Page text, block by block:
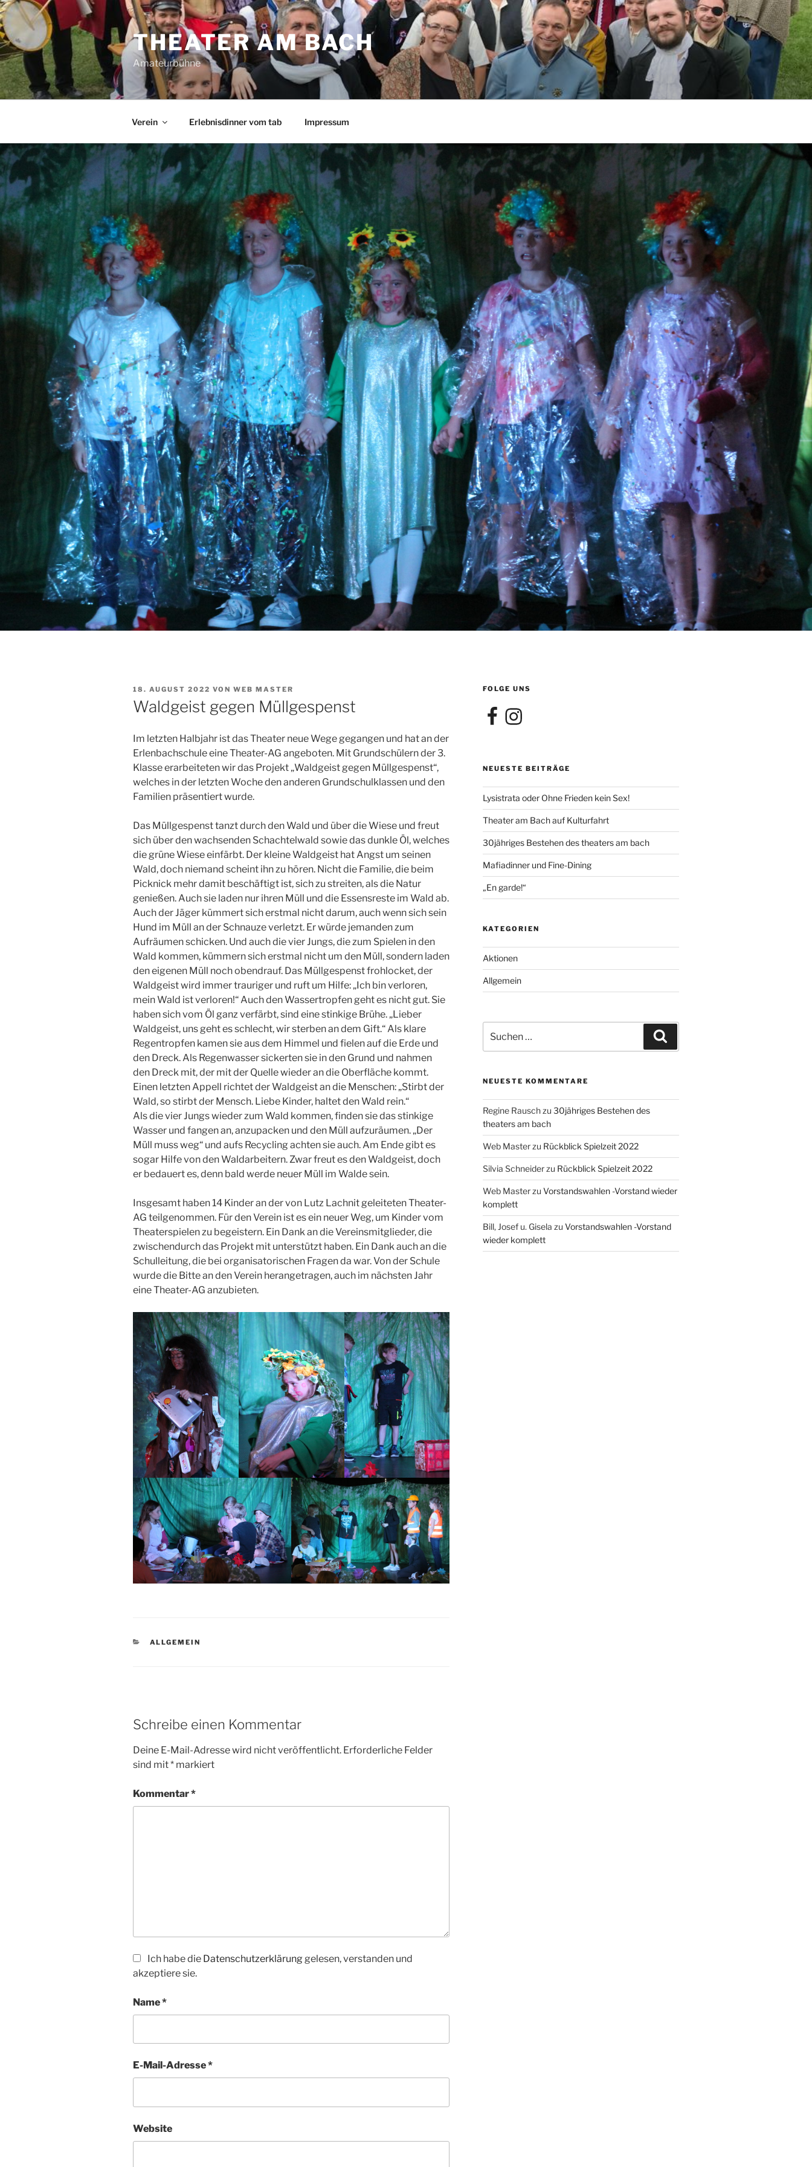
Zum
Inhalt
springen
THEATER AM BACH
Amateurbühne
Verein Erlebnisdinner vom tab Impressum
VERÖFFENTLICHT
AM
18. AUGUST 2022 VON WEB MASTER
Waldgeist gegen Müllgespenst
Im letzten Halbjahr ist das Theater neue Wege gegangen und hat an der
Erlenbachschule eine Theater-AG angeboten. Mit Grundschülern der 3.
Klasse erarbeiteten wir das Projekt „Waldgeist gegen Müllgespenst“,
welches in der letzten Woche den anderen Grundschulklassen und den
Familien präsentiert wurde.
Das Müllgespenst tanzt durch den Wald und über die Wiese und freut
sich über den wachsenden Schachtelwald sowie das dunkle Öl, welches
die grüne Wiese einfärbt. Der kleine Waldgeist hat Angst um seinen
Wald, doch niemand scheint ihn zu hören. Nicht die Familie, die beim
Picknick mehr damit beschäftigt ist, sich zu streiten, als die Natur
genießen. Auch sie laden nur ihren Müll und die Essensreste im Wald ab.
Auch der Jäger kümmert sich erstmal nicht darum, auch wenn sich sein
Hund im Müll an der Schnauze verletzt. Er würde jemanden zum
Aufräumen schicken. Und auch die vier Jungs, die zum Spielen in den
Wald kommen, kümmern sich erstmal nicht um den Müll, sondern laden
den eigenen Müll noch obendrauf. Das Müllgespenst frohlocket, der
Waldgeist wird immer trauriger und ruft um Hilfe: „Ich bin verloren,
mein Wald ist verloren!“ Auch den Wassertropfen geht es nicht gut. Sie
haben sich vom Öl ganz verfärbt, sind eine stinkige Brühe. „Lieber
Waldgeist, uns geht es schlecht, wir sterben an dem Gift.“ Als klare
Regentropfen kamen sie aus dem Himmel und fielen auf die Erde und
den Dreck. Als Regenwasser sickerten sie in den Grund und nahmen
den Dreck mit, der mit der Quelle wieder an die Oberfläche kommt.
Einen letzten Appell richtet der Waldgeist an die Menschen: „Stirbt der
Wald, so stirbt der Mensch. Liebe Kinder, haltet den Wald rein.“
Als die vier Jungs wieder zum Wald kommen, finden sie das stinkige
Wasser und fangen an, anzupacken und den Müll aufzuräumen. „Der
Müll muss weg“ und aufs Recycling achten sie auch. Am Ende gibt es
sogar Hilfe von den Waldarbeitern. Zwar freut es den Waldgeist, doch
er bedauert es, denn bald werde neuer Müll im Walde sein.
Insgesamt haben 14 Kinder an der von Lutz Lachnit geleiteten Theater-
AG teilgenommen. Für den Verein ist es ein neuer Weg, um Kinder vom
Theaterspielen zu begeistern. Ein Dank an die Vereinsmitglieder, die
zwischendurch das Projekt mit unterstützt haben. Ein Dank auch an die
Schulleitung, die bei organisatorischen Fragen da war. Von der Schule
wurde die Bitte an den Verein herangetragen, auch im nächsten Jahr
eine Theater-AG anzubieten.
KATEGORIEN
ALLGEMEIN
Schreibe einen Kommentar
Deine E-Mail-Adresse wird nicht veröffentlicht. Erforderliche Felder
sind mit* markiert
Kommentar*
Ich habe die Datenschutzerklärung gelesen, verstanden und
akzeptiere sie.
Name*
E-Mail-Adresse*
Website
FOLGE UNS
FacebookInstagram
NEUESTE BEITRÄGE
Lysistrata oder Ohne Frieden kein Sex!
Theater am Bach auf Kulturfahrt
30jähriges Bestehen des theaters am bach
Mafiadinner und Fine-Dining
„En garde!“
KATEGORIEN
Aktionen
Allgemein
nach:
NEUESTE KOMMENTARE
Regine Rauschzu 30jähriges Bestehen des
theaters am bach
Web Masterzu Rückblick Spielzeit 2022
Silvia Schneiderzu Rückblick Spielzeit 2022
Web Masterzu Vorstandswahlen -Vorstand wieder
komplett
Bill, Josef u. Gisela zu Vorstandswahlen -Vorstand
wieder komplett